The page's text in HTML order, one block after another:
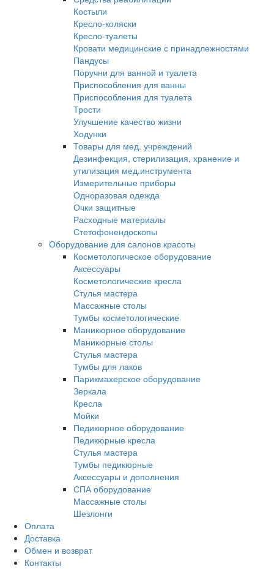
Костыли
Кресло-коляски
Кресло-туалеты
Кровати медицинские с принадлежностями
Пандусы
Поручни для ванной и туалета
Приспособления для ванны
Приспособления для туалета
Трости
Улучшение качество жизни
Ходунки
Товары для мед. учреждений
Дезинфекция, стерилизация, хранение и
утилизация мед.инструмента
Измерительные приборы
Одноразовая одежда
Очки защитные
Расходные материалы
Стетофонендоскопы
Оборудование для салонов красоты
Косметологическое оборудование
Аксессуары
Косметологические кресла
Стулья мастера
Массажные столы
Тумбы косметологические
Маникюрное оборудование
Маникюрные столы
Стулья мастера
Тумбы для лаков
Парикмахерское оборудование
Зеркала
Кресла
Мойки
Педикюрное оборудование
Педикюрные кресла
Стулья мастера
Тумбы педикюрные
Аксессуары и дополнения
СПА оборудование
Массажные столы
Шезлонги
Оплата
Доставка
Обмен и возврат
Контакты